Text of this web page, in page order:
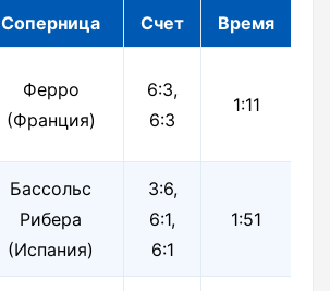
Соперница Счет Время
Ферро
(Франция)
6:3,
6:3
1:11
Бассольс
Рибера
(Испания)
3:6,
6:1,
6:1
1:51